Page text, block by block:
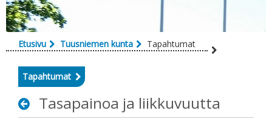
Etusivu Tuusniemen kunta Tapahtumat
Tapahtumat
Tasapainoa ja liikkuvuutta